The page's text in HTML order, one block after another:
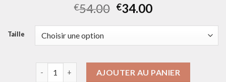
€54.00 €34.00
Taille
AJOUTER AU PANIER